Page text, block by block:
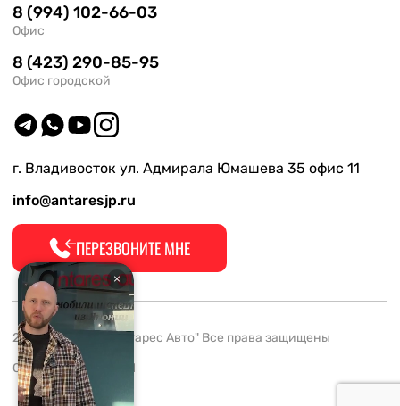
8 (994) 102-66-03
Офис
8 (423) 290-85-95
Офис городской
г. Владивосток ул. Адмирала Юмашева 35 офис 11
info@antaresjp.ru
ПЕРЕЗВОНИТЕ МНЕ
2008-2026 ООО "Антарес Авто" Все права защищены
ОГРН 1132537005061